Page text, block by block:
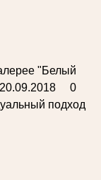
"Белый
20.09.2018
0
подход